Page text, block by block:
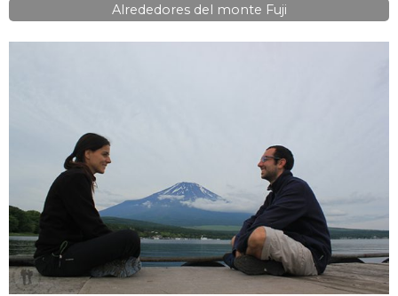
Alrededores del monte Fuji